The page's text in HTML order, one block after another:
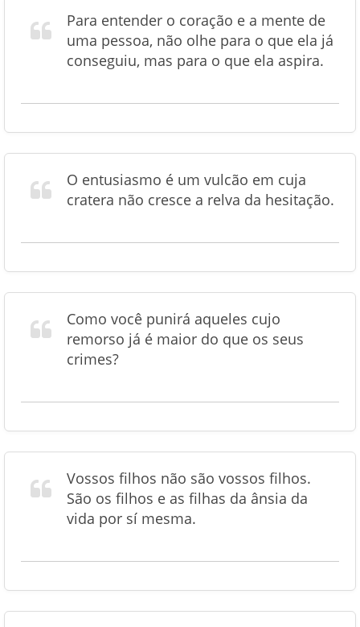
Para entender o coração e a mente de
uma pessoa, não olhe para o que ela já
conseguiu, mas para o que ela aspira.
O entusiasmo é um vulcão em cuja
cratera não cresce a relva da hesitação.
Como você punirá aqueles cujo
remorso já é maior do que os seus
crimes?
Vossos filhos não são vossos filhos.
São os filhos e as filhas da ânsia da
vida por sí mesma.